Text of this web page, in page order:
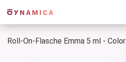
Roll-On-Flasche Emma 5 ml - Color